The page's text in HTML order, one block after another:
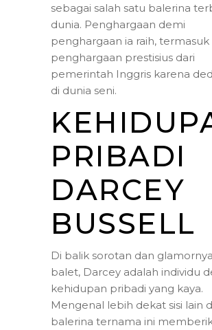
sebagai salah satu balerina
dunia. Penghargaan demi
penghargaan ia raih, termasuk
penghargaan prestisius dari
pemerintah Inggris karena
di dunia seni.
PRIBADI
DARCEY
BUSSELL
Di balik sorotan dan
balet, Darcey adalah individu
kehidupan pribadi yang kaya.
Mengenal lebih dekat sisi lain
balerina ternama ini